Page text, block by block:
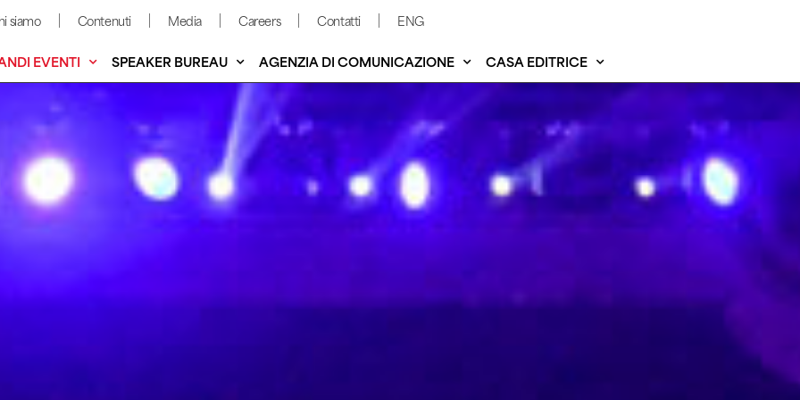
siamo Contenuti Media Careers Contatti ENG
EVENTI SPEAKER BUREAU AGENZIA DI COMUNICAZIONE CASA EDITRICE